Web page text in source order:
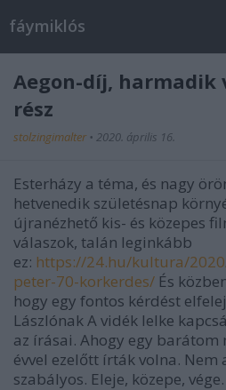
fáymiklós
Aegon-díj, harmadik
rész
stolzingimalter • 2020. április 16.
Esterházy a téma, és nagy
hetvenedik születésnap
újranézhető kis- és közepes
válaszok, talán leginkább
ez: https://24.hu/kultura/
peter-70-korkerdes/ És
hogy egy fontos kérdést
Lászlónak A vidék lelke
az írásai. Ahogy egy barátom
évvel ezelőtt írták volna.
szabályos. Eleje, közepe,